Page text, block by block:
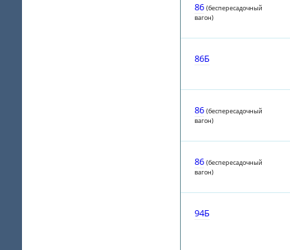
86 (беспересадочный
вагон)
86Б
86 (беспересадочный
вагон)
86 (беспересадочный
вагон)
94Б